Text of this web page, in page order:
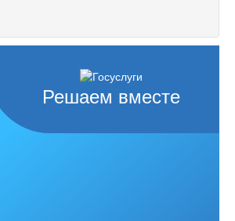
Решаем вместе